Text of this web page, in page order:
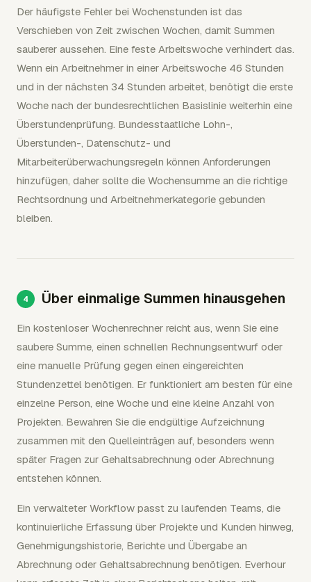
Der häufigste Fehler bei Wochenstunden ist das
Verschieben von Zeit zwischen Wochen, damit Summen
sauberer aussehen. Eine feste Arbeitswoche verhindert das.
Wenn ein Arbeitnehmer in einer Arbeitswoche 46 Stunden
und in der nächsten 34 Stunden arbeitet, benötigt die erste
Woche nach der bundesrechtlichen Basislinie weiterhin eine
Überstundenprüfung. Bundesstaatliche Lohn-,
Überstunden-, Datenschutz- und
Mitarbeiterüberwachungsregeln können Anforderungen
hinzufügen, daher sollte die Wochensumme an die richtige
Rechtsordnung und Arbeitnehmerkategorie gebunden
bleiben.
Über einmalige Summen hinausgehen
Ein kostenloser Wochenrechner reicht aus, wenn Sie eine
saubere Summe, einen schnellen Rechnungsentwurf oder
eine manuelle Prüfung gegen einen eingereichten
Stundenzettel benötigen. Er funktioniert am besten für eine
einzelne Person, eine Woche und eine kleine Anzahl von
Projekten. Bewahren Sie die endgültige Aufzeichnung
zusammen mit den Quelleinträgen auf, besonders wenn
später Fragen zur Gehaltsabrechnung oder Abrechnung
entstehen können.
Ein verwalteter Workflow passt zu laufenden Teams, die
kontinuierliche Erfassung über Projekte und Kunden hinweg,
Genehmigungshistorie, Berichte und Übergabe an
Abrechnung oder Gehaltsabrechnung benötigen. Everhour